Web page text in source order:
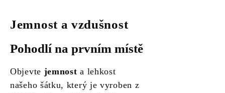
Jemnost a vzdušnost
Pohodlí na prvním místě
Objevte jemnost a lehkost
našeho šátku, který je vyroben z